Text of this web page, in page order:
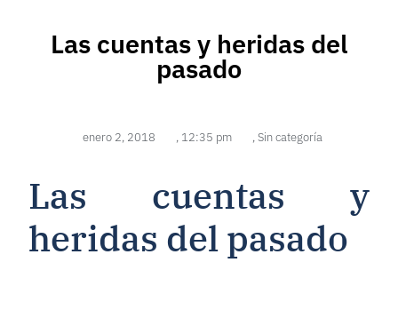
Las cuentas y heridas del
pasado
enero 2, 2018 , 12:35 pm ,Sin categoría
Las cuentas y
heridas del pasado